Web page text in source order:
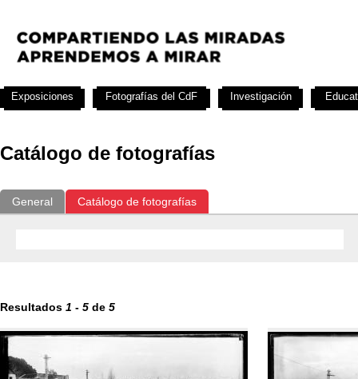
Catálogo de fotografías
General Catálogo de fotografías
Resultados 1 - 5 de 5
Exposiciones Fotografías del CdF Investigación